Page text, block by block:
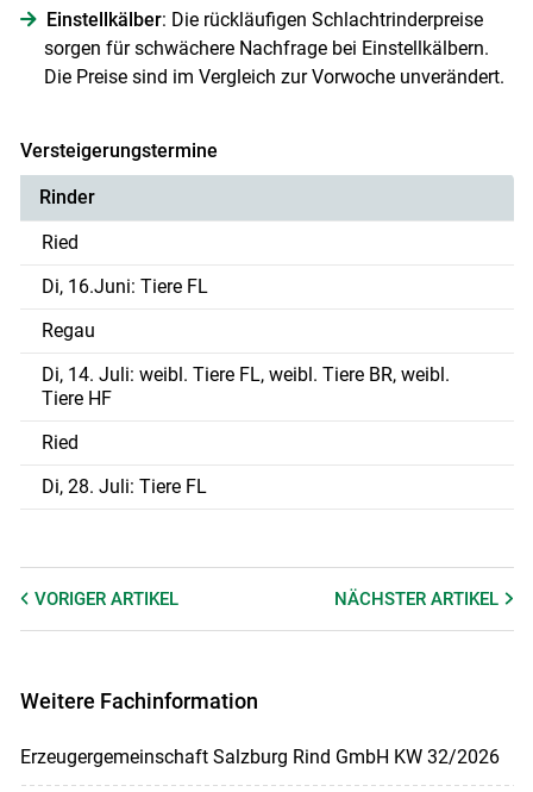
Einstellkälber: Die rückläufigen Schlachtrinderpreise
sorgen für schwächere Nachfrage bei Einstellkälbern.
Die Preise sind im Vergleich zur Vorwoche unverändert.
Versteigerungstermine
Rinder
Ried
Di, 16.Juni: Tiere FL
Regau
Di, 14. Juli: weibl. Tiere FL, weibl. Tiere BR, weibl.
Tiere HF
Ried
Di, 28. Juli: Tiere FL
VORIGER ARTIKEL NÄCHSTERARTIKEL
Weitere Fachinformation
Erzeugergemeinschaft Salzburg Rind GmbH KW 32/2026